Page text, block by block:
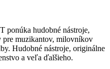
hudobné nástroje,
pre muzikantov, milovníkov
Hudobné nástroje, originálne
a veľa ďalšieho.